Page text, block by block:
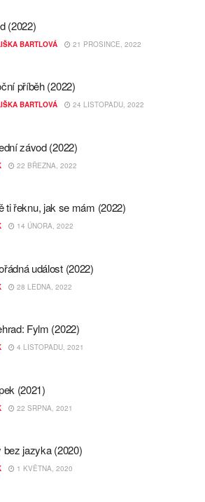
(2022)
BARTLOVÁ 21 PROSINCE, 2022
příběh (2022)
BARTLOVÁ 24 LISTOPADU, 2022
závod (2022)
22 BŘEZNA, 2022
ti řeknu, jak se mám (2022)
14 ÚNORA, 2022
událost (2022)
28 LEDNA, 2022
Fylm (2022)
4 LISTOPADU, 2021
(2021)
22 SRPNA, 2021
bez jazyka (2020)
1 KVĚTNA, 2020